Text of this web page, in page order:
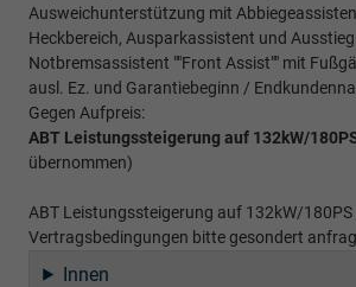
Ausweichunterstützung mit
Heckbereich, Ausparkassistent und
Notbremsassistent ""Front Assist"" mit
ausl. Ez. und Garantiebeginn /
Gegen Aufpreis:
ABT Leistungssteigerung auf 132kW/
übernommen)
ABT Leistungssteigerung auf 132kW/
Vertragsbedingungen bitte gesondert
Innen